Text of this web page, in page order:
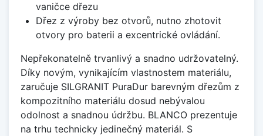
vaničce dřezu
Dřez z výroby bez otvorů, nutno zhotovit
otvory pro baterii a excentrické ovládání.
Nepřekonatelně trvanlivý a snadno udržovatelný.
Díky novým, vynikajícím vlastnostem materiálu,
zaručuje SILGRANIT PuraDur barevným dřezům z
kompozitního materiálu dosud nebývalou
odolnost a snadnou údržbu. BLANCO prezentuje
na trhu technicky jedinečný materiál. S